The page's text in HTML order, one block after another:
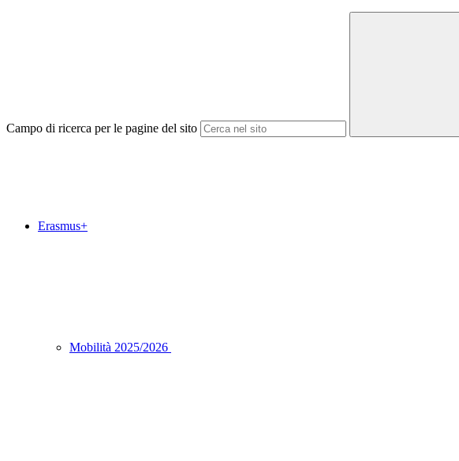
Campo di ricerca per le pagine del sito
Erasmus+
Mobilità 2025/2026